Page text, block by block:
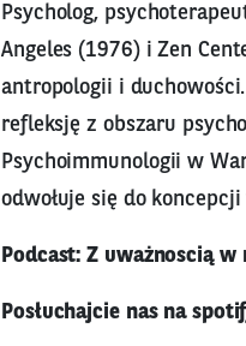
Psycholog,
Angeles (1976) i Zen
antropologii i
refleksję z obszaru
Psychoimmunologii w
odwołuje się do
Podcast: Z uważnoscią
Posłuchajcie nas na